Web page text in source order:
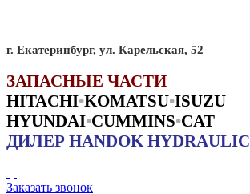
г. Екатеринбург, ул. Карельская, 52
ЗАПАСНЫЕ ЧАСТИ
HITACHI•KOMATSU•ISUZU
HYUNDAI•CUMMINS•CAT
ДИЛЕР HANDOK HYDRAULIC
Заказать звонок